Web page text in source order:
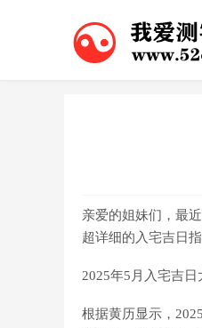
亲爱的姐妹们，最
超详细的入宅吉日
2025年5月入宅吉日
根据黄历显示，